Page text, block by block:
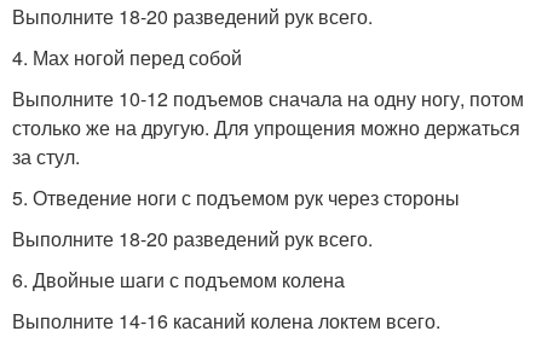
Выполните 18-20 разведений рук всего.
4. Мах ногой перед собой
Выполните 10-12 подъемов сначала на одну ногу, потом
столько же на другую. Для упрощения можно держаться
за стул.
5. Отведение ноги с подъемом рук через стороны
Выполните 18-20 разведений рук всего.
6. Двойные шаги с подъемом колена
Выполните 14-16 касаний колена локтем всего.